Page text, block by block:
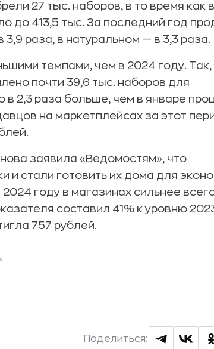
27 тыс. наборов, в то время как
до 413,5 тыс. За последний год
раза, в натуральном — в 3,3 раза.
темпами, чем в 2024 году. Так,
почти 39,6 тыс. наборов для
в 2,3 раза больше, чем в январе
на маркетплейсах за этот
заявила «Ведомостям», что
и стали готовить их дома для
году в магазинах сильнее
составил 41% к уровню
757 рублей.
Поделиться: